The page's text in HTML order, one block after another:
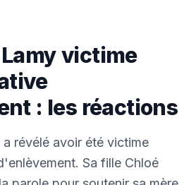
victime
: les réactions
révélé avoir été victime
Sa fille Chloé